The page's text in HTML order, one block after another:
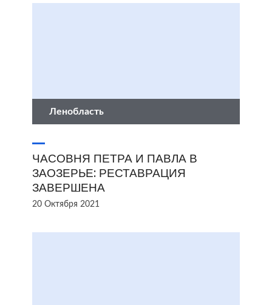
Ленобласть
ЧАСОВНЯ ПЕТРА И ПАВЛА В
ЗАОЗЕРЬЕ: РЕСТАВРАЦИЯ
ЗАВЕРШЕНА
20 Октября 2021